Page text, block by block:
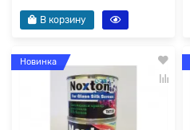
В корзину
Новинка